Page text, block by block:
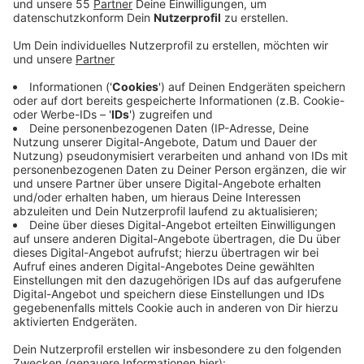
da es in Wesel keinen geeigneten Standort gibt,
Beide Landräte, Christoph Gerwers aus Kleve und
bereits gemeinsam besichtigt, so der Kreis Kleve
auf Anfrage von Antenne Niederrhein.
Veröffentlicht: Freitag, 04.07.2025 06:54
Anzeige
Der Kreis Wesel bereitet derzeit einen Förderantrag
vor und plant rund 100.000 Euro aus dem eigenen
Haushalt zu investieren. Im dortigen Kreisausschuss
regt sich jedoch Kritik an der Finanzierung eines
Projekts im Nachbarkreis. Im Kreis Kleve steht eine
Entscheidung über eine finanzielle Beteiligung noch